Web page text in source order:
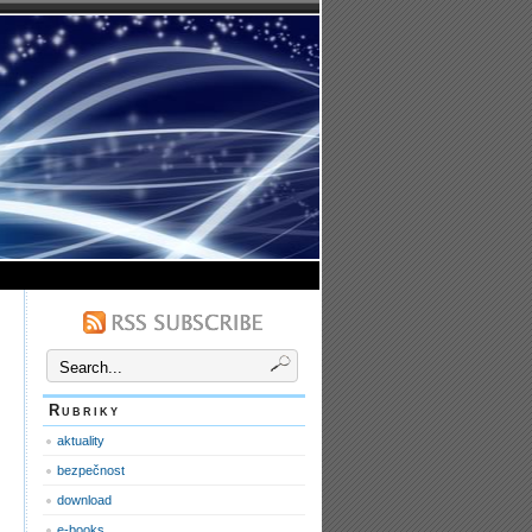
Rubriky
aktuality
bezpečnost
download